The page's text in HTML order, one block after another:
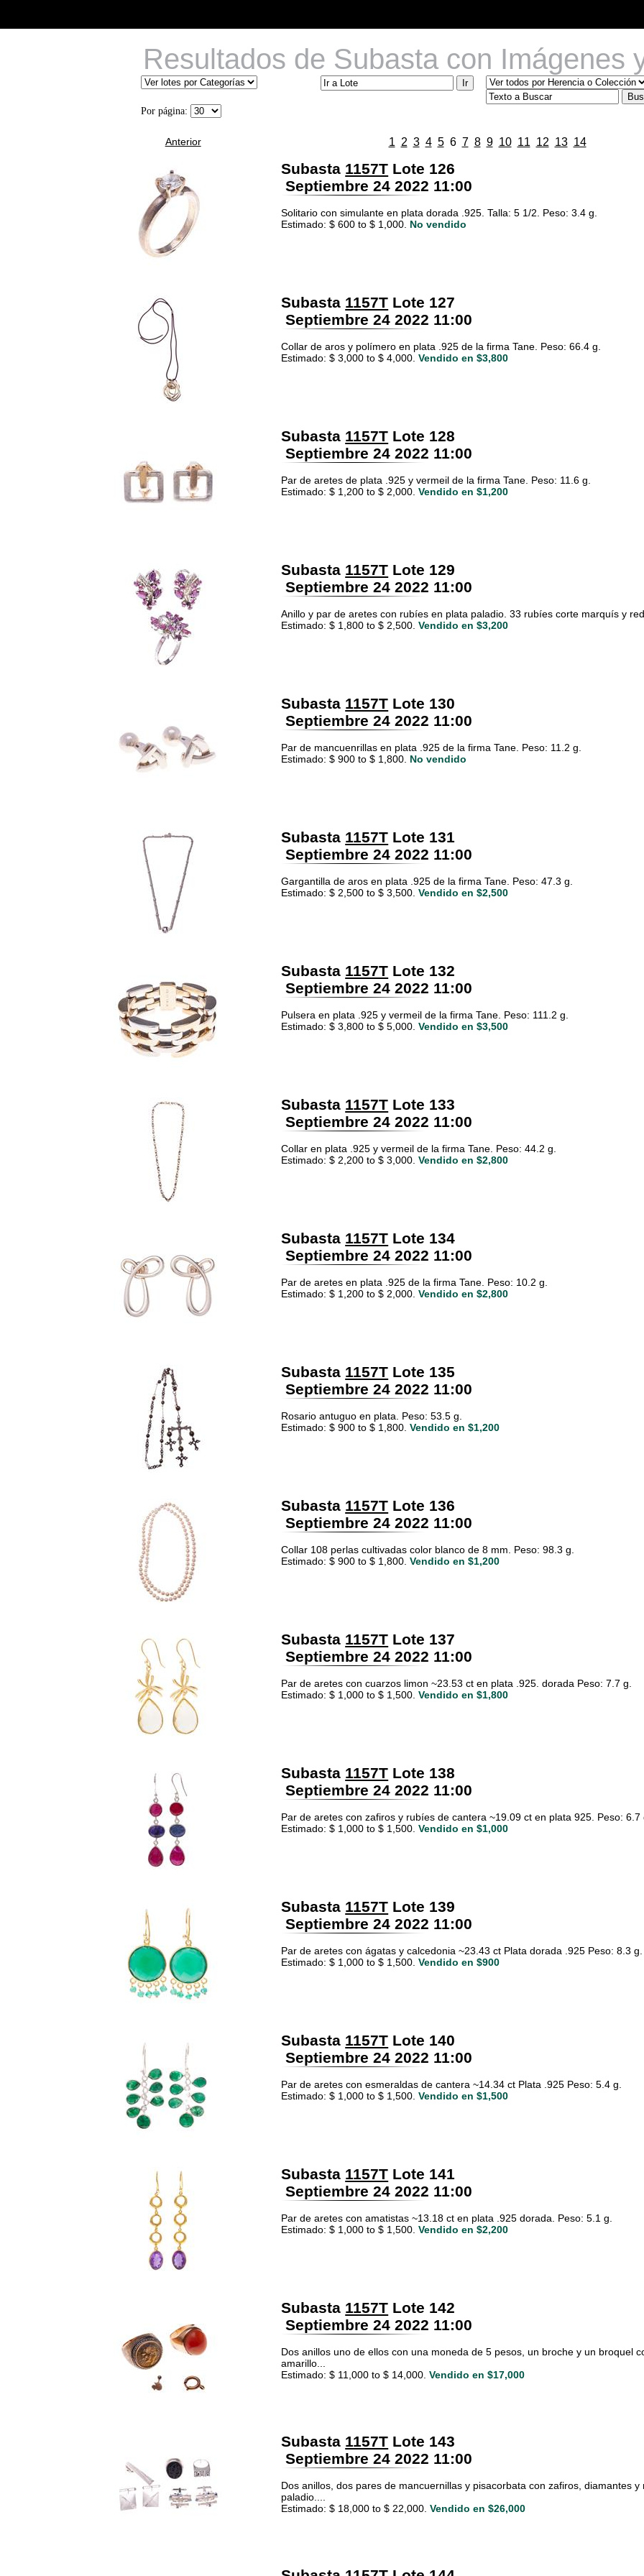
Resultados de Subasta con Imágenes
Por página:
Anterior 1 2 3 4 5 6 7 8 9 10 11 12 13 14
Subasta 1157T Lote 126
Septiembre 24 2022 11:00
Solitario con simulante en plata dorada .925. Talla: 5 1/2. Peso: 3.4 g.
Estimado: $ 600 to $ 1,000. No vendido
Subasta 1157T Lote 127
Septiembre 24 2022 11:00
Collar de aros y polímero en plata .925 de la firma Tane. Peso: 66.4 g.
Estimado: $ 3,000 to $ 4,000. Vendido en $3,800
Subasta 1157T Lote 128
Septiembre 24 2022 11:00
Par de aretes de plata .925 y vermeil de la firma Tane. Peso: 11.6 g.
Estimado: $ 1,200 to $ 2,000. Vendido en $1,200
Subasta 1157T Lote 129
Septiembre 24 2022 11:00
Anillo y par de aretes con rubíes en plata paladio. 33 rubíes corte marquís y
Estimado: $ 1,800 to $ 2,500. Vendido en $3,200
Subasta 1157T Lote 130
Septiembre 24 2022 11:00
Par de mancuenrillas en plata .925 de la firma Tane. Peso: 11.2 g.
Estimado: $ 900 to $ 1,800. No vendido
Subasta 1157T Lote 131
Septiembre 24 2022 11:00
Gargantilla de aros en plata .925 de la firma Tane. Peso: 47.3 g.
Estimado: $ 2,500 to $ 3,500. Vendido en $2,500
Subasta 1157T Lote 132
Septiembre 24 2022 11:00
Pulsera en plata .925 y vermeil de la firma Tane. Peso: 111.2 g.
Estimado: $ 3,800 to $ 5,000. Vendido en $3,500
Subasta 1157T Lote 133
Septiembre 24 2022 11:00
Collar en plata .925 y vermeil de la firma Tane. Peso: 44.2 g.
Estimado: $ 2,200 to $ 3,000. Vendido en $2,800
Subasta 1157T Lote 134
Septiembre 24 2022 11:00
Par de aretes en plata .925 de la firma Tane. Peso: 10.2 g.
Estimado: $ 1,200 to $ 2,000. Vendido en $2,800
Subasta 1157T Lote 135
Septiembre 24 2022 11:00
Rosario antuguo en plata. Peso: 53.5 g.
Estimado: $ 900 to $ 1,800. Vendido en $1,200
Subasta 1157T Lote 136
Septiembre 24 2022 11:00
Collar 108 perlas cultivadas color blanco de 8 mm. Peso: 98.3 g.
Estimado: $ 900 to $ 1,800. Vendido en $1,200
Subasta 1157T Lote 137
Septiembre 24 2022 11:00
Par de aretes con cuarzos limon ~23.53 ct en plata .925. dorada Peso: 7.7 g.
Estimado: $ 1,000 to $ 1,500. Vendido en $1,800
Subasta 1157T Lote 138
Septiembre 24 2022 11:00
Par de aretes con zafiros y rubíes de cantera ~19.09 ct en plata 925. Peso: 6.7
Estimado: $ 1,000 to $ 1,500. Vendido en $1,000
Subasta 1157T Lote 139
Septiembre 24 2022 11:00
Par de aretes con ágatas y calcedonia ~23.43 ct Plata dorada .925 Peso: 8.3 g.
Estimado: $ 1,000 to $ 1,500. Vendido en $900
Subasta 1157T Lote 140
Septiembre 24 2022 11:00
Par de aretes con esmeraldas de cantera ~14.34 ct Plata .925 Peso: 5.4 g.
Estimado: $ 1,000 to $ 1,500. Vendido en $1,500
Subasta 1157T Lote 141
Septiembre 24 2022 11:00
Par de aretes con amatistas ~13.18 ct en plata .925 dorada. Peso: 5.1 g.
Estimado: $ 1,000 to $ 1,500. Vendido en $2,200
Subasta 1157T Lote 142
Septiembre 24 2022 11:00
Dos anillos uno de ellos con una moneda de 5 pesos, un broche y un broquel
amarillo...
Estimado: $ 11,000 to $ 14,000. Vendido en $17,000
Subasta 1157T Lote 143
Septiembre 24 2022 11:00
Dos anillos, dos pares de mancuernillas y pisacorbata con zafiros, diamantes
paladio....
Estimado: $ 18,000 to $ 22,000. Vendido en $26,000